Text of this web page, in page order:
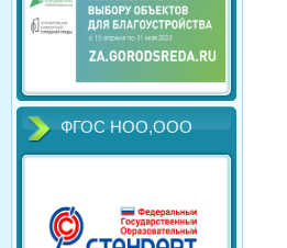
ФГОС НОО,ООО